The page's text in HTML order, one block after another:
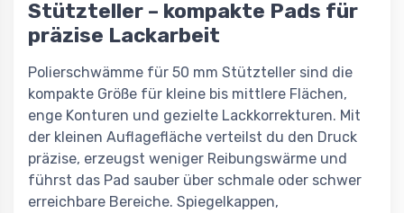
Stützteller – kompakte Pads für
präzise Lackarbeit
Polierschwämme für 50 mm Stützteller sind die
kompakte Größe für kleine bis mittlere Flächen,
enge Konturen und gezielte Lackkorrekturen. Mit
der kleinen Auflagefläche verteilst du den Druck
präzise, erzeugst weniger Reibungswärme und
führst das Pad sauber über schmale oder schwer
erreichbare Bereiche. Spiegelkappen,